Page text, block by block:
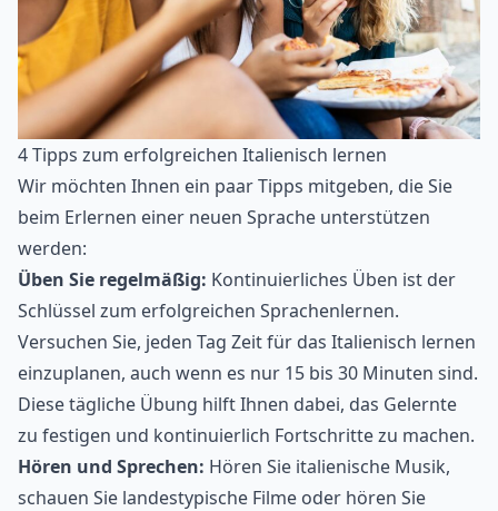
4 Tipps zum erfolgreichen Italienisch lernen
Wir möchten Ihnen ein paar Tipps mitgeben, die Sie
beim Erlernen einer neuen Sprache unterstützen
werden:
Üben Sie regelmäßig: Kontinuierliches Üben ist der
Schlüssel zum erfolgreichen Sprachenlernen.
Versuchen Sie, jeden Tag Zeit für das Italienisch lernen
einzuplanen, auch wenn es nur 15 bis 30 Minuten sind.
Diese tägliche Übung hilft Ihnen dabei, das Gelernte
zu festigen und kontinuierlich Fortschritte zu machen.
Hören und Sprechen: Hören Sie italienische Musik,
schauen Sie landestypische Filme oder hören Sie